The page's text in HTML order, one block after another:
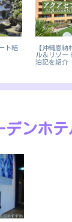
ト結
【沖縄恩納
ル＆リゾー
泊記を紹介
デンホテ